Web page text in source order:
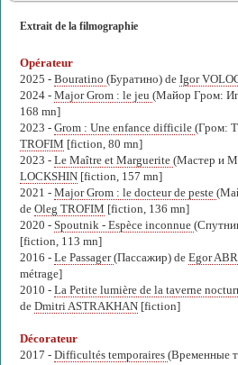
Extrait de la filmographie
Opérateur
2025 - Bouratino (Буратино) de Igor
2024 - Major Grom : le jeu (Майор Гром:
168 mn]
2023 - Grom : Une enfance difficile (Гром:
TROFIM [fiction, 80 mn]
2023 - Le Maître et Marguerite (Мастер и
LOCKSHIN [fiction, 157 mn]
2021 - Major Grom : le docteur de peste
de Oleg TROFIM [fiction, 136 mn]
2020 - Spoutnik - Espèce inconnue
[fiction, 113 mn]
2016 - Le Passager(Пассажир) de Egor
métrage]
2010 - La Petite lumière de la taverne
de Dmitri ASTRAKHAN [fiction]
Décorateur
2017 - Difficultés temporaires (Временные